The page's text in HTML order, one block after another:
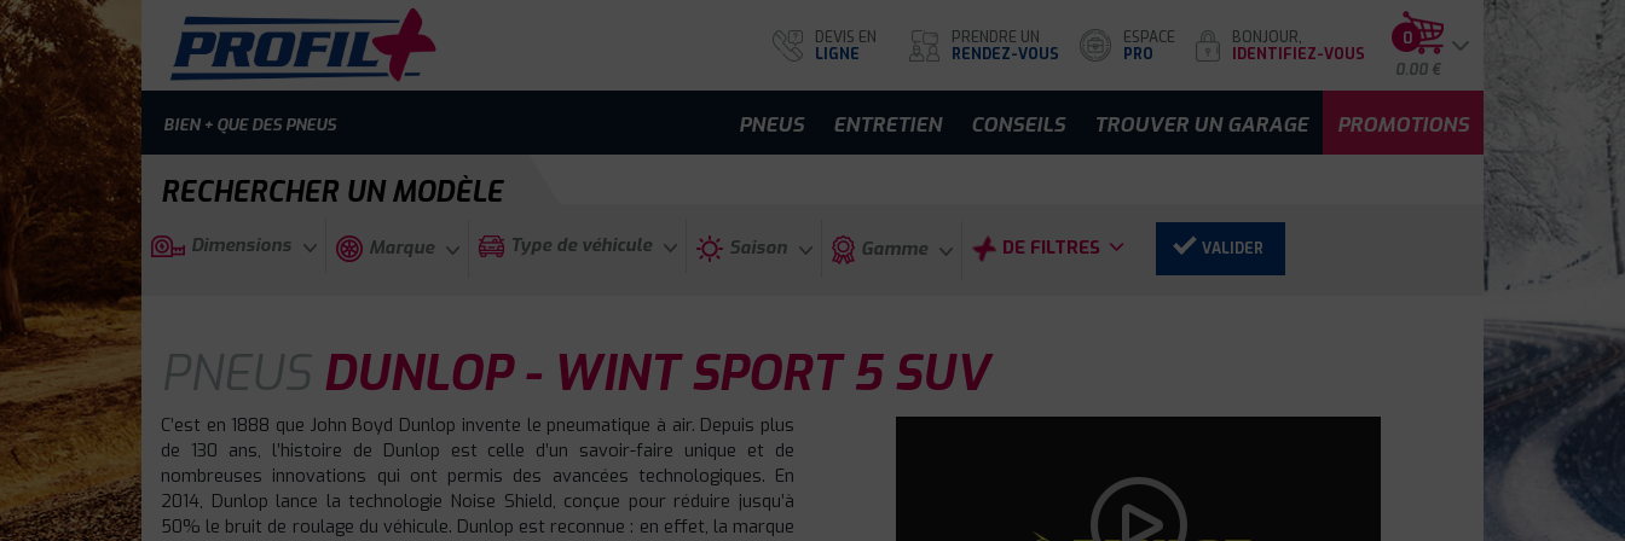
BIEN + QUE DES PNEUS
DEVIS EN
LIGNE
PRENDRE UN
RENDEZ-VOUS
ESPACE
PRO
BONJOUR,
IDENTIFIEZ-VOUS
0
0.00 €
PNEUS ENTRETIEN CONSEILS TROUVER UN GARAGE PROMOTIONS
RECHERCHER UN MODÈLE
Dimensions Marque Type de véhicule Saison Gamme DE FILTRES VALIDER
PNEUS DUNLOP - WINT SPORT 5 SUV
C’est en 1888 que John Boyd Dunlop invente le pneumatique à air. Depuis plus
de 130 ans, l’histoire de Dunlop est celle d’un savoir-faire unique et de
nombreuses innovations qui ont permis des avancées technologiques. En
2014, Dunlop lance la technologie Noise Shield, conçue pour réduire jusqu’à
50% le bruit de roulage du véhicule. Dunlop est reconnue : en effet, la marque